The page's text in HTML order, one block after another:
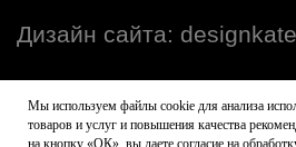
Мы используем файлы cookie для анализа
товаров и услуг и повышения качества
на кнопку «ОК», вы даете согласие на